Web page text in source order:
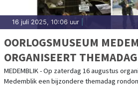
16 juli 2025, 10:06 uur
OORLOGSMUSEUM
ORGANISEERT
- 16 AUGUSTUS 2025
MEDEMBLIK - Op zaterdag 16 augustus
Medemblik een bijzondere themadag